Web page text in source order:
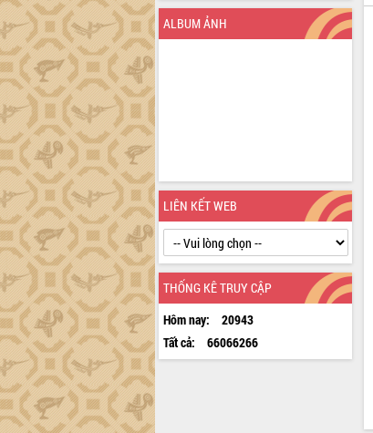
ALBUM ẢNH
LIÊN KẾT WEB
THỐNG KÊ TRUY CẬP
Hôm nay:
20943
Tất cả:
66066266